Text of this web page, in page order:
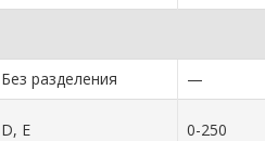
Без разделения —
D, E 0-250